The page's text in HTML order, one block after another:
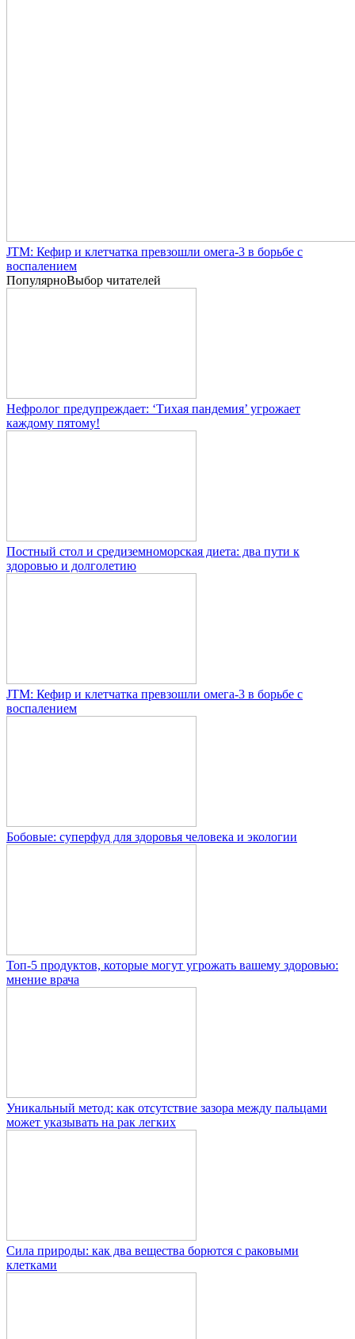
JTM: Кефир и клетчатка превзошли омега-3 в борьбе с
воспалением
ПопулярноВыбор читателей
Нефролог предупреждает: ‘Тихая пандемия’ угрожает
каждому пятому!
Постный стол и средиземноморская диета: два пути к
здоровью и долголетию
JTM: Кефир и клетчатка превзошли омега-3 в борьбе с
воспалением
Бобовые: суперфуд для здоровья человека и экологии
Топ-5 продуктов, которые могут угрожать вашему здоровью:
мнение врача
Уникальный метод: как отсутствие зазора между пальцами
может указывать на рак легких
Сила природы: как два вещества борются с раковыми
клетками